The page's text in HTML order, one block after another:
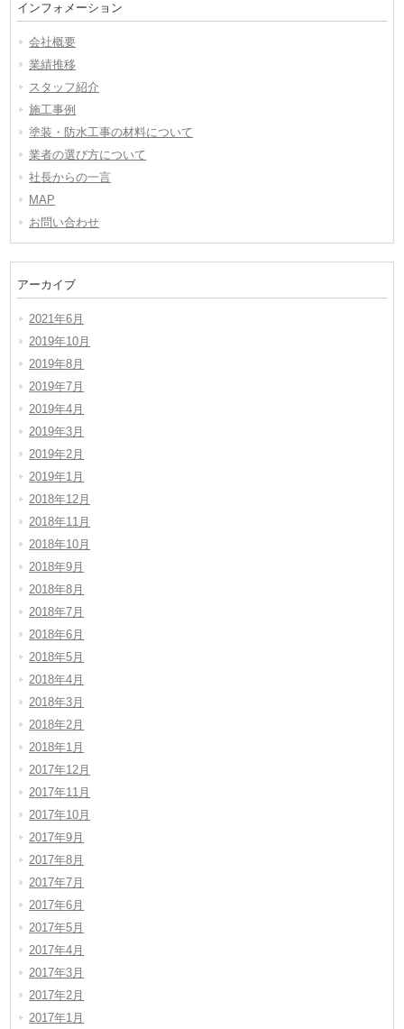
インフォメーション
会社概要
業績推移
スタッフ紹介
施工事例
塗装・防水工事の材料について
業者の選び方について
社長からの一言
MAP
お問い合わせ
アーカイブ
2021年6月
2019年10月
2019年8月
2019年7月
2019年4月
2019年3月
2019年2月
2019年1月
2018年12月
2018年11月
2018年10月
2018年9月
2018年8月
2018年7月
2018年6月
2018年5月
2018年4月
2018年3月
2018年2月
2018年1月
2017年12月
2017年11月
2017年10月
2017年9月
2017年8月
2017年7月
2017年6月
2017年5月
2017年4月
2017年3月
2017年2月
2017年1月